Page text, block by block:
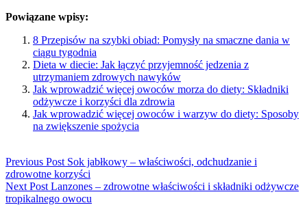
Powiązane wpisy:
8 Przepisów na szybki obiad: Pomysły na smaczne dania w
ciągu tygodnia
Dieta w diecie: Jak łączyć przyjemność jedzenia z
utrzymaniem zdrowych nawyków
Jak wprowadzić więcej owoców morza do diety: Składniki
odżywcze i korzyści dla zdrowia
Jak wprowadzić więcej owoców i warzyw do diety: Sposoby
na zwiększenie spożycia
Previous Post Sok jabłkowy – właściwości, odchudzanie i
zdrowotne korzyści
Next Post Lanzones – zdrowotne właściwości i składniki odżywcze
tropikalnego owocu